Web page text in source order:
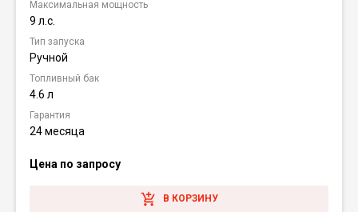
Максимальная мощность
9 л.с.
Тип запуска
Ручной
Топливный бак
4.6 л
Гарантия
24 месяца
Цена по запросу
В КОРЗИНУ